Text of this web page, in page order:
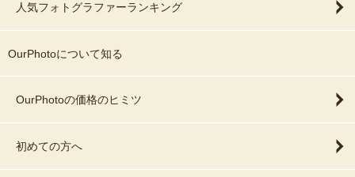
人気フォトグラファーランキング
OurPhotoについて知る
OurPhotoの価格のヒミツ
初めての方へ